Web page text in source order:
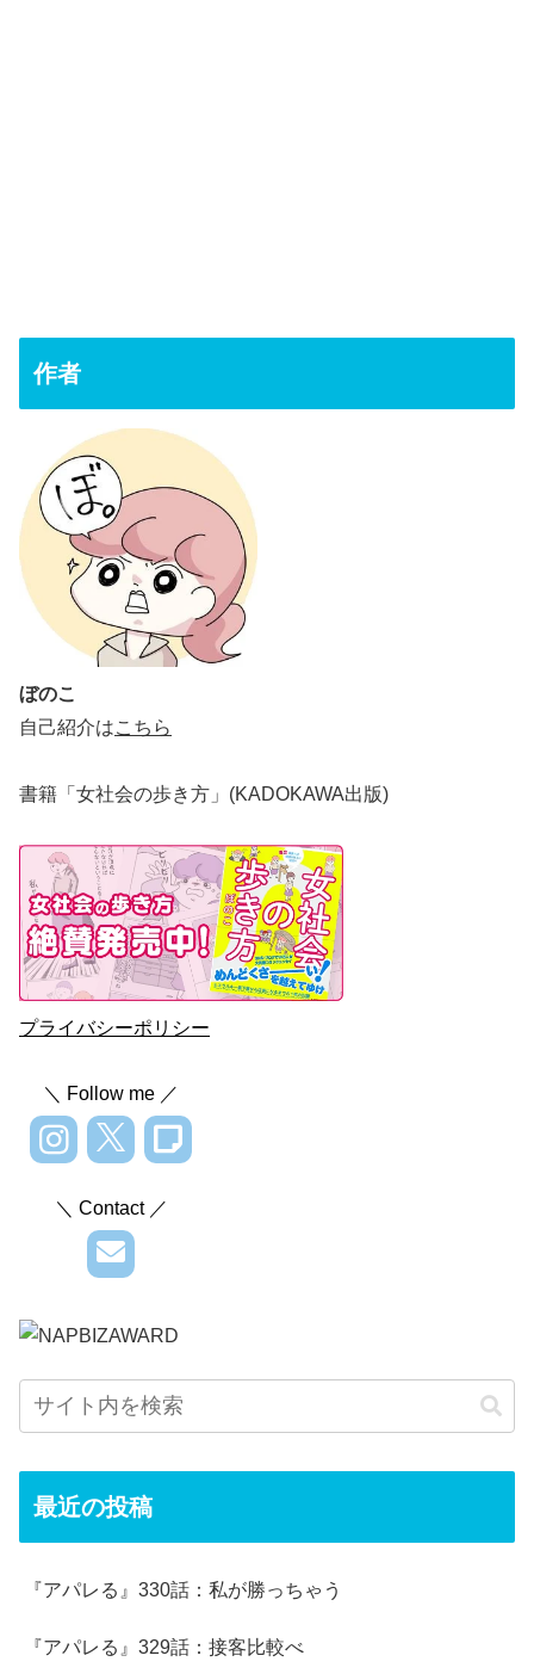
作者
ぼのこ
自己紹介はこちら
書籍「女社会の歩き方」(KADOKAWA出版)
プライバシーポリシー
＼ Follow me ／
＼ Contact ／
最近の投稿
『アパレる』330話：私が勝っちゃう
『アパレる』329話：接客比較べ